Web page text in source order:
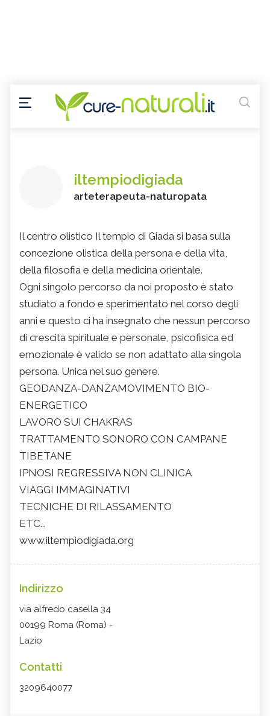
iltempiodigiada
arteterapeuta-naturopata
Il centro olistico Il tempio di Giada si basa sulla
concezione olistica della persona e della vita,
della filosofia e della medicina orientale.
Ogni singolo percorso da noi proposto è stato
studiato a fondo e sperimentato nel corso degli
anni e questo ci ha insegnato che nessun percorso
di crescita spirituale e personale, psicofisica ed
emozionale è valido se non adattato alla singola
persona. Unica nel suo genere.
GEODANZA-DANZAMOVIMENTO BIO-
ENERGETICO
LAVORO SUI CHAKRAS
TRATTAMENTO SONORO CON CAMPANE
TIBETANE
IPNOSI REGRESSIVA NON CLINICA
VIAGGI IMMAGINATIVI
TECNICHE DI RILASSAMENTO
ETC...
www.iltempiodigiada.org
Indirizzo
via alfredo casella 34
00199 Roma (Roma) -
Lazio
Contatti
3209640077